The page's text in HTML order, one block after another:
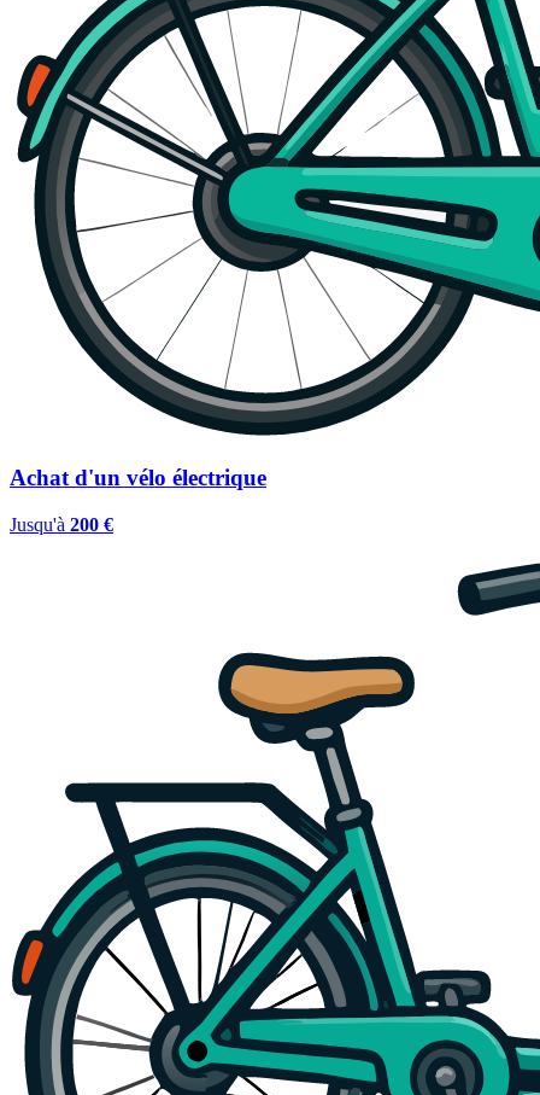
Achat d'un vélo électrique
Jusqu'à 200 €